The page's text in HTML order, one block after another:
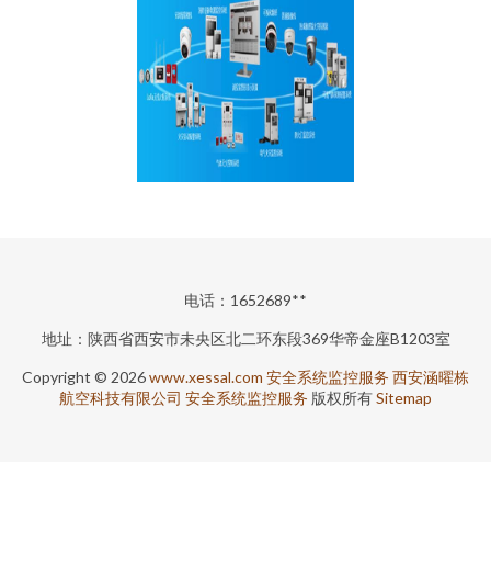
电话：1652689**
地址：陕西省西安市未央区北二环东段369华帝金座B1203室
Copyright © 2026www.xessal.com 安全系统监控服务 西安涵曜栋
航空科技有限公司 安全系统监控服务 版权所有Sitemap